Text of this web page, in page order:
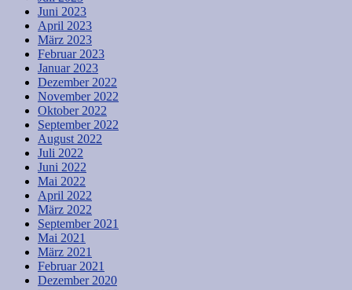
Juni 2023
April 2023
März 2023
Februar 2023
Januar 2023
Dezember 2022
November 2022
Oktober 2022
September 2022
August 2022
Juli 2022
Juni 2022
Mai 2022
April 2022
März 2022
September 2021
Mai 2021
März 2021
Februar 2021
Dezember 2020